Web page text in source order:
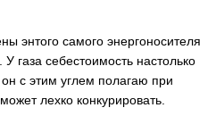
энтого самого энергоносителя
газа себестоимость настолько
с этим углем полагаю при
лехко конкурировать.